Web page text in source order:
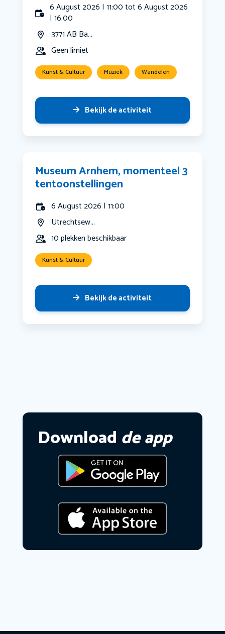
6 August 2026 | 11:00 tot 6 August 2026
| 16:00
3771 AB Ba...
Geen limiet
Kunst & Cultuur Muziek Wandelen
Bekijk de activiteit
Museum Arnhem, momenteel 3
tentoonstellingen
6 August 2026 | 11:00
Utrechtsew...
10 plekken beschikbaar
Kunst & Cultuur
Bekijk de activiteit
Download de app